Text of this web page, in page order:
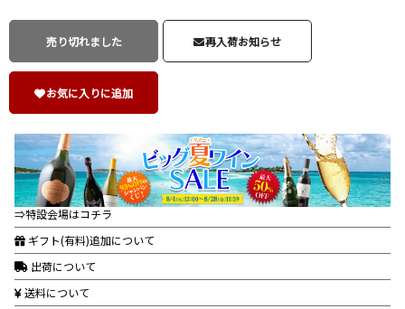
売り切れました 再入荷お知らせ
お気に入りに追加
⇒特設会場はコチラ
ギフト(有料)追加について
出荷について
送料について